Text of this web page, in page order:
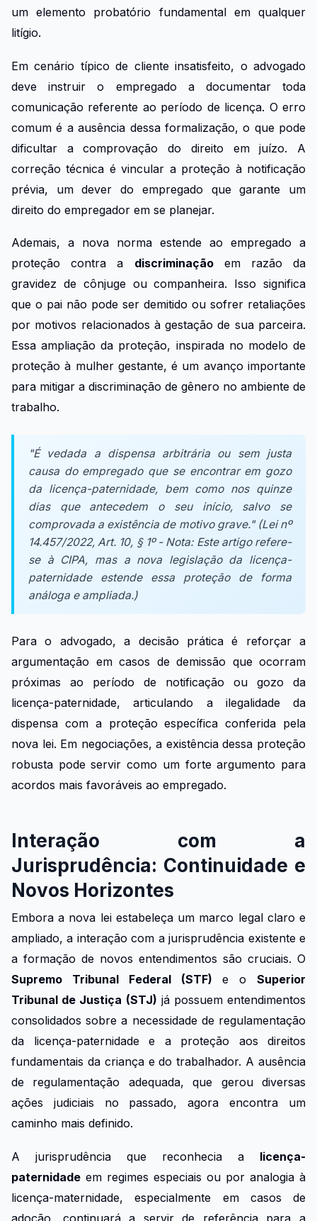
um elemento probatório fundamental em qualquer
litígio.
Em cenário típico de cliente insatisfeito, o advogado
deve instruir o empregado a documentar toda
comunicação referente ao período de licença. O erro
comum é a ausência dessa formalização, o que pode
dificultar a comprovação do direito em juízo. A
correção técnica é vincular a proteção à notificação
prévia, um dever do empregado que garante um
direito do empregador em se planejar.
Ademais, a nova norma estende ao empregado a
proteção contra a discriminaçãoem razão da
gravidez de cônjuge ou companheira. Isso significa
que o pai não pode ser demitido ou sofrer retaliações
por motivos relacionados à gestação de sua parceira.
Essa ampliação da proteção, inspirada no modelo de
proteção à mulher gestante, é um avanço importante
para mitigar a discriminação de gênero no ambiente de
trabalho.
"É vedada a dispensa arbitrária ou sem justa
causa do empregado que se encontrar em gozo
da licença-paternidade, bem como nos quinze
dias que antecedem o seu início, salvo se
comprovada a existência de motivo grave." (Lei nº
14.457/2022, Art. 10, § 1º - Nota: Este artigo refere-
se à CIPA, mas a nova legislação da licença-
paternidade estende essa proteção de forma
análoga e ampliada.)
Para o advogado, a decisão prática é reforçar a
argumentação em casos de demissão que ocorram
próximas ao período de notificação ou gozo da
licença-paternidade, articulando a ilegalidade da
dispensa com a proteção específica conferida pela
nova lei. Em negociações, a existência dessa proteção
robusta pode servir como um forte argumento para
acordos mais favoráveis ao empregado.
Interação com a
Jurisprudência: Continuidade e
Novos Horizontes
Embora a nova lei estabeleça um marco legal claro e
ampliado, a interação com a jurisprudência existente e
a formação de novos entendimentos são cruciais. O
Supremo Tribunal Federal (STF) e oSuperior
Tribunal de Justiça (STJ) já possuem entendimentos
consolidados sobre a necessidade de regulamentação
da licença-paternidade e a proteção aos direitos
fundamentais da criança e do trabalhador. A ausência
de regulamentação adequada, que gerou diversas
ações judiciais no passado, agora encontra um
caminho mais definido.
A jurisprudência que reconhecia a licença-
paternidade em regimes especiais ou por analogia à
licença-maternidade, especialmente em casos de
adoção, continuará a servir de referência para a